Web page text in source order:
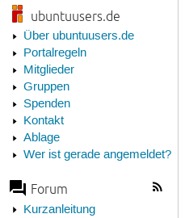
ubuntuusers.de
Über ubuntuusers.de
Portalregeln
Mitglieder
Gruppen
Spenden
Kontakt
Ablage
Wer ist gerade angemeldet?
Forum
Kurzanleitung